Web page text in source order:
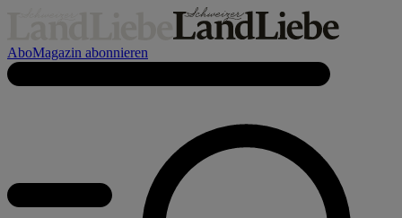
AboMagazin abonnieren